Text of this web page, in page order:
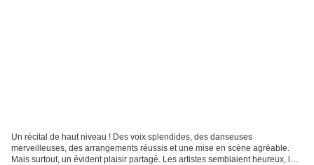
Un récital de haut niveau ! Des voix splendides, des danseuses
merveilleuses, des arrangements réussis et une mise en scène agréable.
Mais surtout, un évident plaisir partagé. Les artistes semblaient heureux, le